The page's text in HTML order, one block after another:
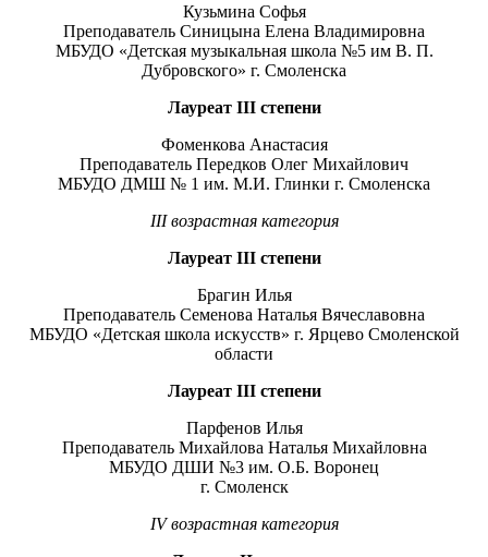
Кузьмина Софья
Преподаватель Синицына Елена Владимировна
МБУДО «Детская музыкальная школа №5 им В. П.
Дубровского» г. Смоленска
Лауреат IIIстепени
Фоменкова Анастасия
Преподаватель Передков Олег Михайлович
МБУДО ДМШ № 1 им. М.И. Глинки г. Смоленска
IIIвозрастная категория
Лауреат IIIстепени
Брагин Илья
Преподаватель Семенова Наталья Вячеславовна
МБУДО «Детская школа искусств» г. Ярцево Смоленской
области
Лауреат IIIстепени
Парфенов Илья
Преподаватель Михайлова Наталья Михайловна
МБУДО ДШИ №3 им. О.Б. Воронец
г. Смоленск
IVвозрастная категория